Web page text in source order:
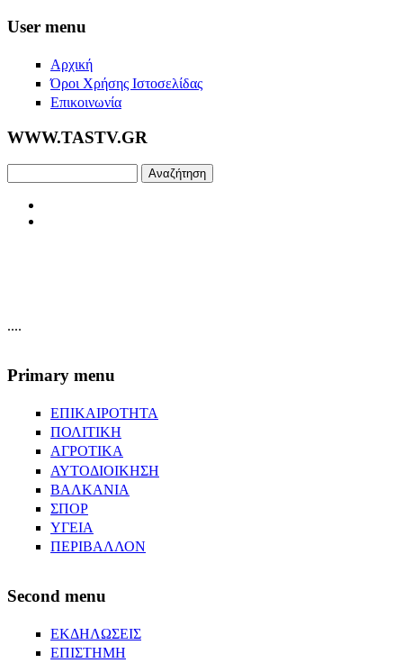
Skip to main content
User menu
Αρχική
Όροι Χρήσης Ιστοσελίδας
Επικοινωνία
WWW.TASTV.GR
....
Primary menu
ΕΠΙΚΑΙΡΟΤΗΤΑ
ΠΟΛΙΤΙΚΗ
ΑΓΡΟΤΙΚΑ
ΑΥΤΟΔΙΟΙΚΗΣΗ
ΒΑΛΚΑΝΙΑ
ΣΠΟΡ
ΥΓΕΙΑ
ΠΕΡΙΒΑΛΛΟΝ
Second menu
ΕΚΔΗΛΩΣΕΙΣ
ΕΠΙΣΤΗΜΗ